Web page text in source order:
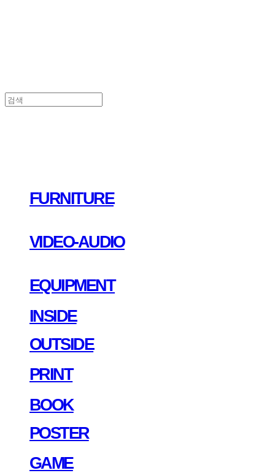
FURNITURE
VIDEO-AUDIO
EQUIPMENT
INSIDE
OUTSIDE
PRINT
BOOK
POSTER
GAME